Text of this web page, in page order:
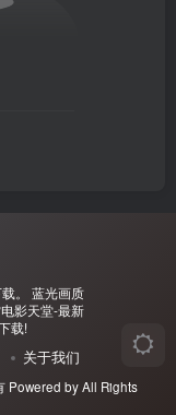
。 蓝光画质
影天堂-最新
载!
关于我们
Powered by All Rights